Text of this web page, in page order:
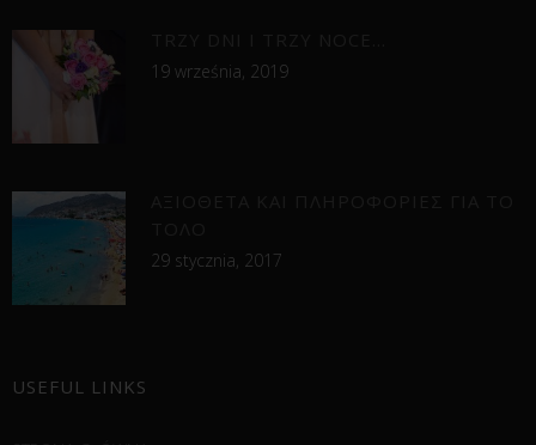
19 września, 2019
29 stycznia, 2017
USEFUL LINKS